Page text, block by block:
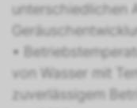
unterschiedlichen
•
von Wasser mit
zuverlässigem